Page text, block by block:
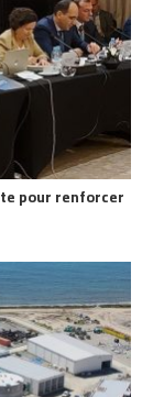
pour renforcer